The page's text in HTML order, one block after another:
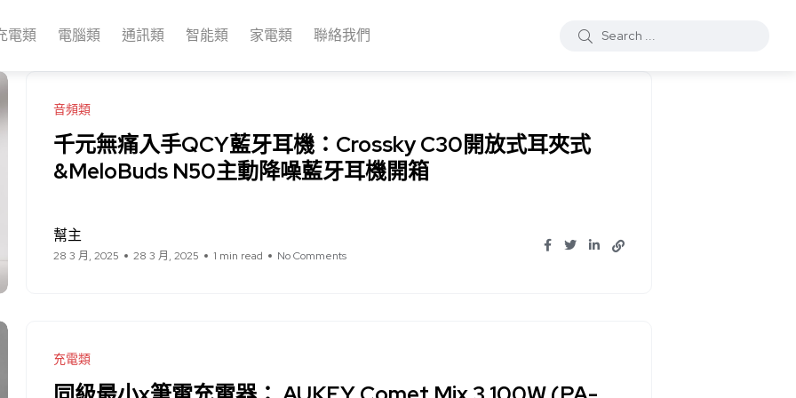
電類 電腦類 通訊類 智能類 家電類 聯絡我們
音頻類
千元無痛入手QCY藍牙耳機：Crossky C30開放式耳夾式
&MeloBuds N50主動降噪藍牙耳機開箱
幫主
28 3 月, 2025 28 3 月, 2025 1 min read No Comments
充電類